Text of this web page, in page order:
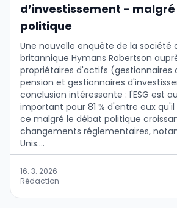
d’investissement -
politique
Une nouvelle enquête de la société
britannique Hymans Robertson
propriétaires d'actifs (gestionnaires
pension et gestionnaires
conclusion intéressante : l'ESG est
important pour 81 % d'entre eux
ce malgré le débat politique
changements réglementaires,
Unis....
16. 3. 2026
Rédaction